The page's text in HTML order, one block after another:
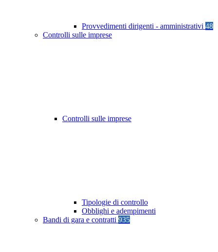
Provvedimenti dirigenti - amministrativi 48
Controlli sulle imprese
Controlli sulle imprese
Tipologie di controllo
Obblighi e adempimenti
Bandi di gara e contratti 935